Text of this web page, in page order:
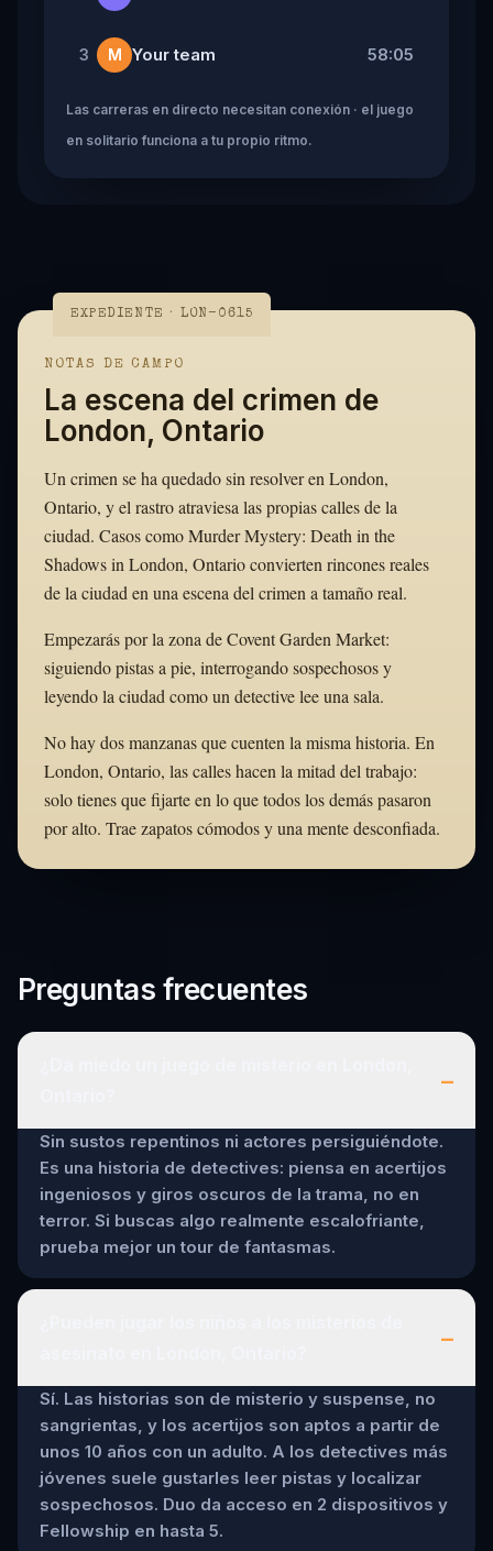
3 M Your team 58:05
Las carreras en directo necesitan conexión · el juego
en solitario funciona a tu propio ritmo.
EXPEDIENTE · LON-0615
NOTAS DE CAMPO
La escena del crimen de
London, Ontario
Un crimen se ha quedado sin resolver en London,
Ontario, y el rastro atraviesa las propias calles de la
ciudad. Casos como Murder Mystery: Death in the
Shadows in London, Ontario convierten rincones reales
de la ciudad en una escena del crimen a tamaño real.
Empezarás por la zona de Covent Garden Market:
siguiendo pistas a pie, interrogando sospechosos y
leyendo la ciudad como un detective lee una sala.
No hay dos manzanas que cuenten la misma historia. En
London, Ontario, las calles hacen la mitad del trabajo:
solo tienes que fijarte en lo que todos los demás pasaron
por alto. Trae zapatos cómodos y una mente desconfiada.
Preguntas frecuentes
–
Sin sustos repentinos ni actores persiguiéndote.
Es una historia de detectives: piensa en acertijos
ingeniosos y giros oscuros de la trama, no en
terror. Si buscas algo realmente escalofriante,
prueba mejor un tour de fantasmas.
–
Sí. Las historias son de misterio y suspense, no
sangrientas, y los acertijos son aptos a partir de
unos 10 años con un adulto. A los detectives más
jóvenes suele gustarles leer pistas y localizar
sospechosos. Duo da acceso en 2 dispositivos y
Fellowship en hasta 5.